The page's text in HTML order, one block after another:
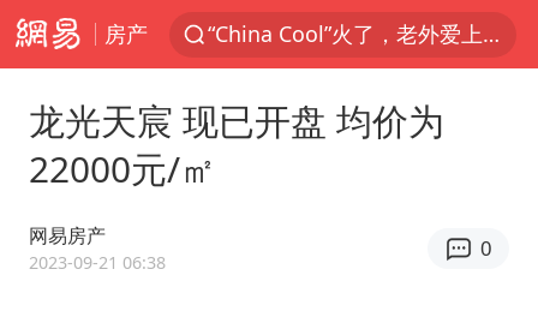
房产
香港宏福苑火灾或由烟头引起
多所高校取消艺考
网约车司机充电时猝死保险拒赔
龙光天宸 现已开盘 均价为
22000元/㎡
网易房产
2023-09-21 06:38
0